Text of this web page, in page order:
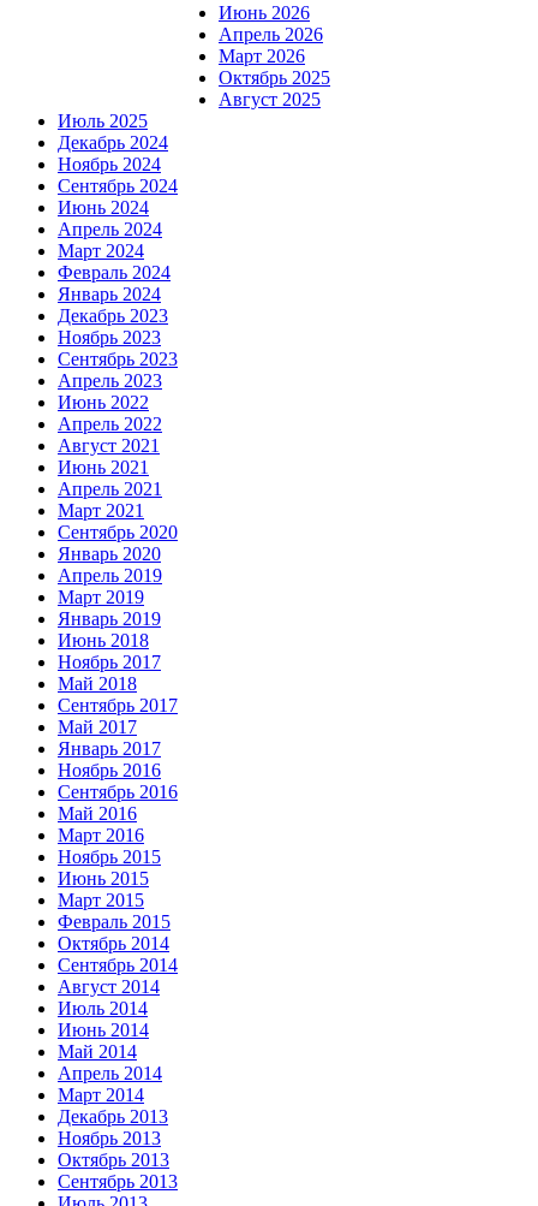
Июнь 2026
Апрель 2026
Март 2026
Октябрь 2025
Август 2025
Июль 2025
Декабрь 2024
Ноябрь 2024
Сентябрь 2024
Июнь 2024
Апрель 2024
Март 2024
Февраль 2024
Январь 2024
Декабрь 2023
Ноябрь 2023
Сентябрь 2023
Апрель 2023
Июнь 2022
Апрель 2022
Август 2021
Июнь 2021
Апрель 2021
Март 2021
Сентябрь 2020
Январь 2020
Апрель 2019
Март 2019
Январь 2019
Июнь 2018
Ноябрь 2017
Май 2018
Сентябрь 2017
Май 2017
Январь 2017
Ноябрь 2016
Сентябрь 2016
Май 2016
Март 2016
Ноябрь 2015
Июнь 2015
Март 2015
Февраль 2015
Октябрь 2014
Сентябрь 2014
Август 2014
Июль 2014
Июнь 2014
Май 2014
Апрель 2014
Март 2014
Декабрь 2013
Ноябрь 2013
Октябрь 2013
Сентябрь 2013